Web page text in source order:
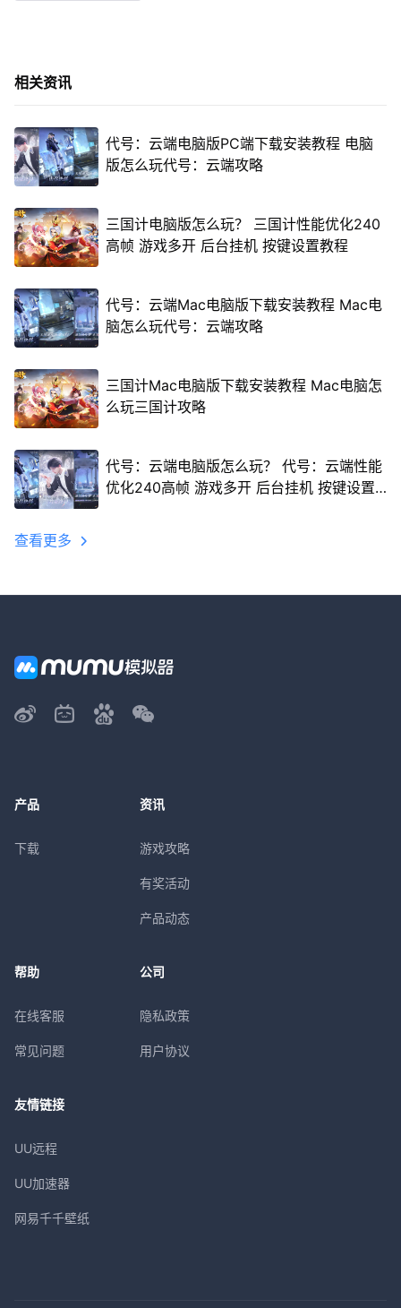
相关资讯
代号：云端电脑版PC端下载安装教程 电脑
版怎么玩代号：云端攻略
三国计电脑版怎么玩？ 三国计性能优化240
高帧 游戏多开 后台挂机 按键设置教程
代号：云端Mac电脑版下载安装教程 Mac电
脑怎么玩代号：云端攻略
三国计Mac电脑版下载安装教程 Mac电脑怎
么玩三国计攻略
代号：云端电脑版怎么玩？ 代号：云端性能
优化240高帧 游戏多开 后台挂机 按键设置
查看更多
产品
下载
资讯
游戏攻略
有奖活动
产品动态
帮助
在线客服
常见问题
公司
隐私政策
用户协议
友情链接
UU远程
UU加速器
网易千千壁纸